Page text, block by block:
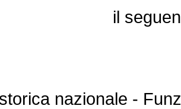
il
nazionale -